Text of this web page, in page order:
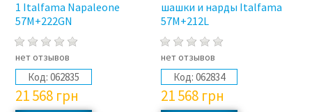
1 Italfama Napaleone
57M+222GN
нет отзывов
Код: 062835
21 568 грн
шашки и нарды Italfama
57M+212L
нет отзывов
Код: 062834
21 568 грн